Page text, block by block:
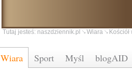
Wiara Sport Myśl blogAID
Tutaj jesteś: naszdziennik.pl Wiara